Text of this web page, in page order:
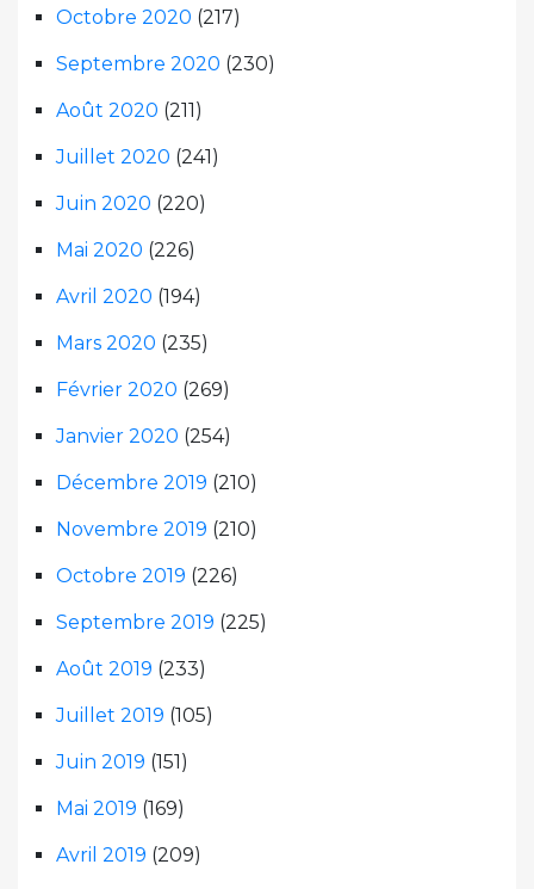
Octobre 2020 (217)
Septembre 2020 (230)
Août 2020 (211)
Juillet 2020 (241)
Juin 2020 (220)
Mai 2020 (226)
Avril 2020 (194)
Mars 2020 (235)
Février 2020 (269)
Janvier 2020 (254)
Décembre 2019 (210)
Novembre 2019 (210)
Octobre 2019 (226)
Septembre 2019 (225)
Août 2019 (233)
Juillet 2019 (105)
Juin 2019 (151)
Mai 2019 (169)
Avril 2019 (209)